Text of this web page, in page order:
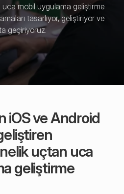
mobil uygulama geliştirme
tasarlıyor, geliştiriyor ve
geçiriyoruz.
iOS ve Android
uçtan uca
geliştirme